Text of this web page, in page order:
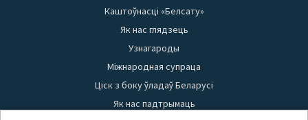
Каштоўнасці «Белсату»
Як нас глядзець
Узнагароды
Міжнародная супраца
Ціск з боку ўладаў Беларусі
Як нас падтрымаць